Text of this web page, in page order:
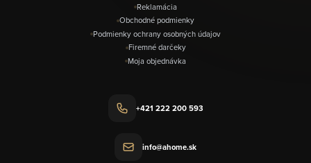
Reklamácia
Obchodné podmienky
Podmienky ochrany osobných údajov
Firemné darčeky
Moja objednávka
+421 222 200 593
info@ahome.sk